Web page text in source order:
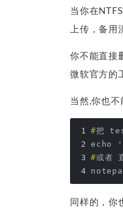
当你在
上传，备用
你不能直接
微软官方的
当然,你也
#把
echo
#或者
同样的，你